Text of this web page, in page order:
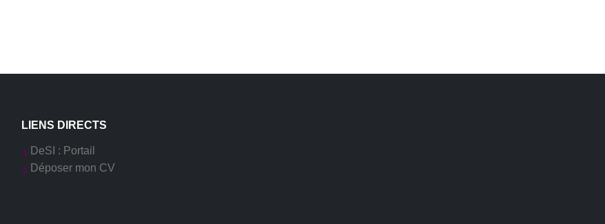
LIENS DIRECTS
DeSI : Portail
Déposer mon CV